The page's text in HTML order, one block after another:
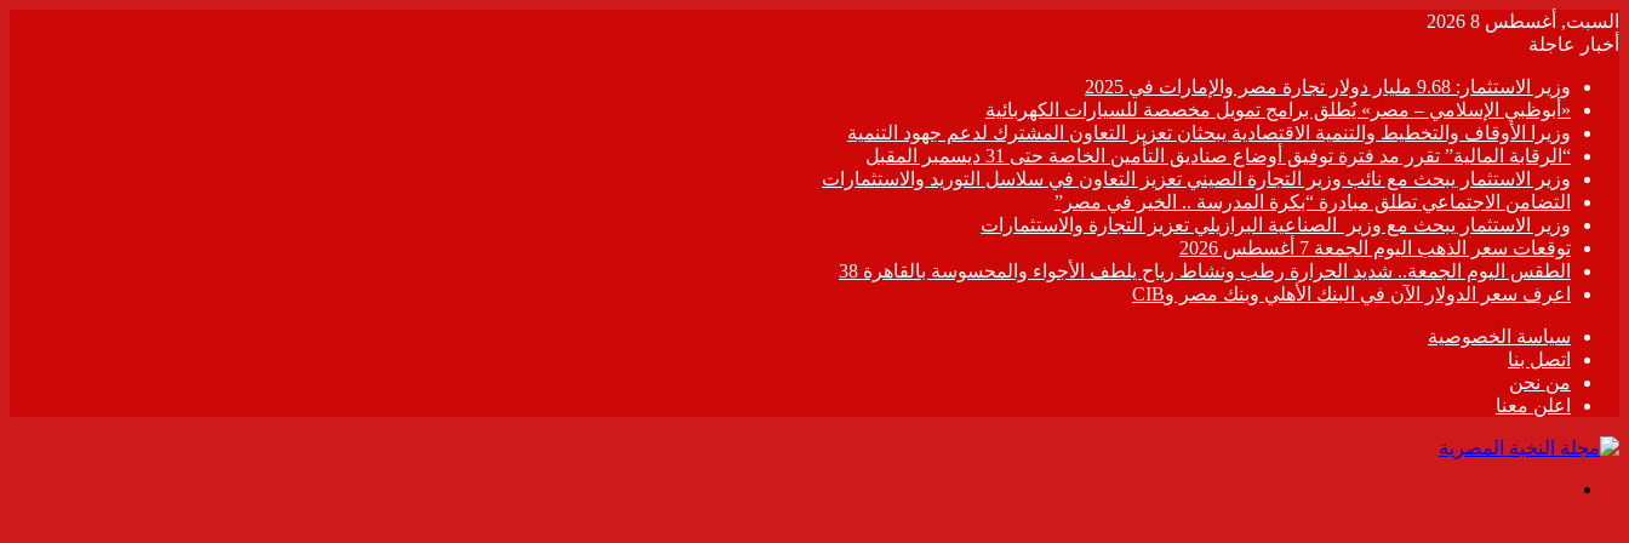
السبت, أغسطس 8 2026
أخبار عاجلة
وزير الاستثمار: 9.68 مليار دولار تجارة مصر والإمارات في 2025
«أبوظبي الإسلامي – مصر» يُطلق برامج تمويل مخصصة للسيارات الكهربائية
وزيرا الأوقاف والتخطيط والتنمية الاقتصادية يبحثان تعزيز التعاون المشترك لدعم جهود التنمية
“الرقابة المالية” تقرر مد فترة توفيق أوضاع صناديق التأمين الخاصة حتى 31 ديسمبر المقبل
وزير الاستثمار يبحث مع نائب وزير التجارة الصيني تعزيز التعاون في سلاسل التوريد والاستثمارات
التضامن الاجتماعي تطلق مبادرة “بكرة المدرسة .. الخير في مصر”
وزير الاستثمار يبحث مع وزير الصناعية البرازيلي تعزيز التجارة والاستثمارات
توقعات سعر الذهب اليوم الجمعة 7 أغسطس 2026
الطقس اليوم الجمعة.. شديد الحرارة رطب ونشاط رياح يلطف الأجواء والمحسوسة بالقاهرة 38
اعرف سعر الدولار الآن في البنك الأهلي وبنك مصر وCIB
سياسة الخصوصية
اتصل بنا
من نحن
اعلن معنا